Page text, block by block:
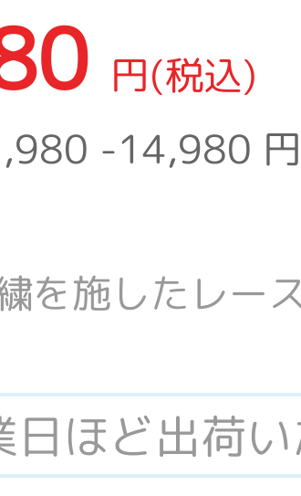
円(税込)
-14,980
を施したレー
ほど出荷